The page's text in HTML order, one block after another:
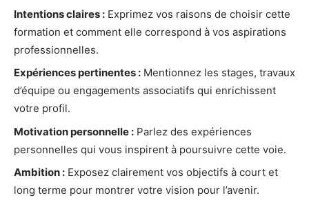
Intentions claires : Exprimez vos raisons de choisir cette
formation et comment elle correspond à vos aspirations
professionnelles.
Expériences pertinentes : Mentionnez les stages, travaux
d’équipe ou engagements associatifs qui enrichissent
votre profil.
Motivation personnelle : Parlez des expériences
personnelles qui vous inspirent à poursuivre cette voie.
Ambition : Exposez clairement vos objectifs à court et
long terme pour montrer votre vision pour l’avenir.